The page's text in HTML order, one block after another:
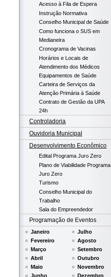
Acesso à Fila de Espera
Instrução Normativa
Conselho Municipal de Saúde
Como funciona o SUS em
Medianeira
Cronograma de Vacinas
Horários e Locais de
Atendimento dos Médicos
Equipamentos de Saúde
Carteira de Serviços da
Atenção Primária à Saúde
Contrato de Gestão da UPA
24h
Controladoria
Ouvidoria Municipal
Desenvolvimento Econômico
Edital Programa Juro Zero
Plano de Viabilidade Programa
Juro Zero
Turismo
Conselho Municipal do
Trabalho
Sala do Empreendedor
Programação de Eventos
Janeiro
Fevereiro
Março
Abril
Maio
Junho
Julho
Agosto
Setembro
Outubro
Novembro
Dezembro